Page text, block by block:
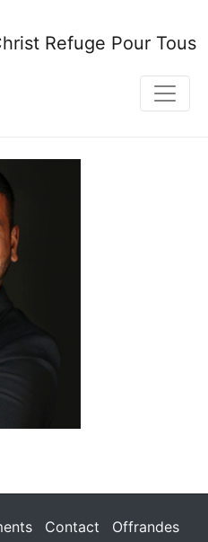
Refuge Pour Tous
Contact
Offrandes